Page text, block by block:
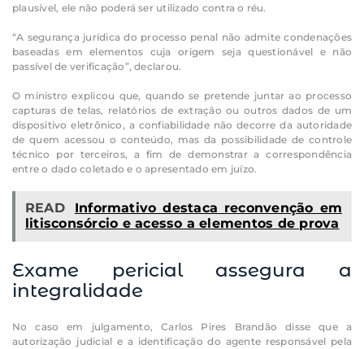
plausível, ele não poderá ser utilizado contra o réu.
“A segurança jurídica do processo penal não admite condenações
baseadas em elementos cuja origem seja questionável e não
passível de verificação”, declarou.
O ministro explicou que, quando se pretende juntar ao processo
capturas de telas, relatórios de extração ou outros dados de um
dispositivo eletrônico, a confiabilidade não decorre da autoridade
de quem acessou o conteúdo, mas da possibilidade de controle
técnico por terceiros, a fim de demonstrar a correspondência
entre o dado coletado e o apresentado em juízo.
READ
Informativo destaca reconvenção em
litisconsórcio e acesso a elementos de prova
Exame pericial assegura a
integralidade
No caso em julgamento, Carlos Pires Brandão disse que a
autorização judicial e a identificação do agente responsável pela